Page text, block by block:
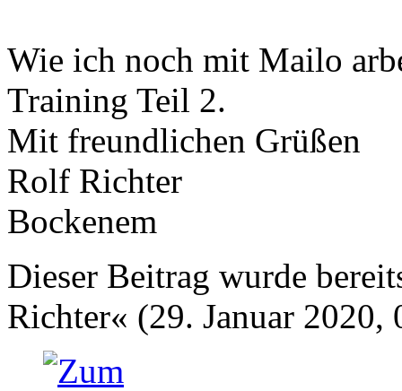
Wie ich noch mit Mailo
Training Teil 2.
Mit freundlichen Grüßen
Rolf Richter
Bockenem
Dieser Beitrag wurde
Richter« (29. Januar 2020,